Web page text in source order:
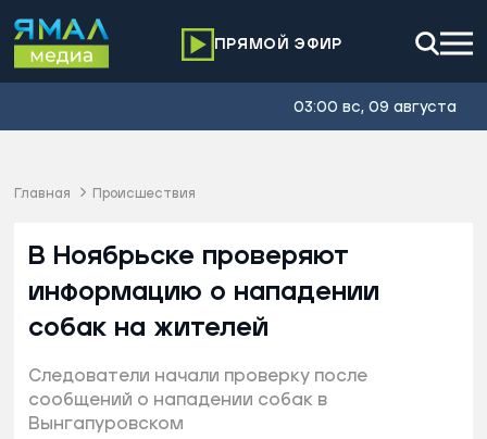
ПРЯМОЙ ЭФИР
03:00 вс, 09 августа
Главная Происшествия
В Ноябрьске проверяют
информацию о нападении
собак на жителей
Следователи начали проверку после
сообщений о нападении собак в
Вынгапуровском